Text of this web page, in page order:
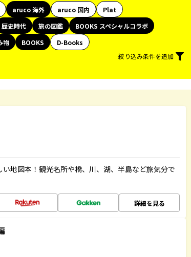
aruco 海外 aruco 国内
Plat
歴史時代 旅の図鑑
BOOKS スペシャルコラボ
物 BOOKS
D-Books
絞り込み条件を追加
地図本！観光名所や橋、川、湖、半島など旅気分で
詳細を見る